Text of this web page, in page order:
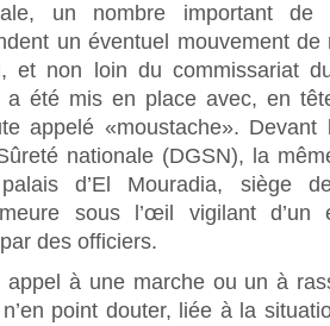
un nombre important de
un éventuel mouvement de
et non loin du commissariat
a été mis en place avec, en
appelé «moustache».
nationale (DGSN), la
d’El Mouradia, siège
sous l’œil vigilant d’un
des officiers.
appel à une marche ou un à
point douter, liée à la